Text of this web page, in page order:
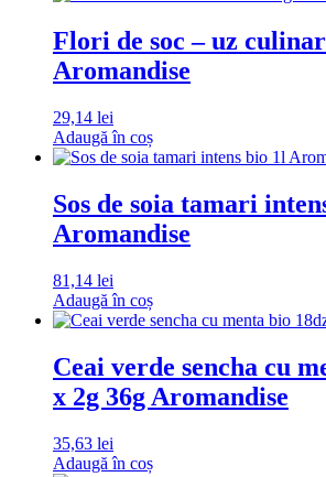
Flori de soc – uz
Aromandise
29,14 lei
Adaugă în coș
Sos de soia tamari
Aromandise
81,14 lei
Adaugă în coș
Ceai verde sencha cu
x 2g 36g Aromandise
35,63 lei
Adaugă în coș